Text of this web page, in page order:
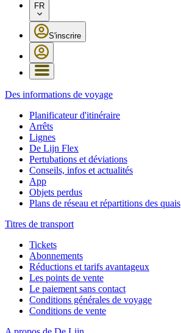
FR
S'inscrire
Des informations de voyage
Planificateur d'itinéraire
Arrêts
Lignes
De Lijn Flex
Pertubations et déviations
Conseils, infos et actualités
App
Objets perdus
Plans de réseau et répartitions des quais
Titres de transport
Tickets
Abonnements
Réductions et tarifs avantageux
Les points de vente
Le paiement sans contact
Conditions générales de voyage
Conditions de vente